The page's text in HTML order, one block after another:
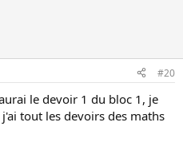
#20
le devoir 1 du bloc 1, je
tout les devoirs des maths